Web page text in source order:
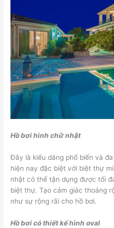
Hồ bơi hình chữ nhật
Đây là kiểu dáng phổ biến và
hiện nay đặc biệt với biệt thự
nhật có thể tận dụng được tối
biệt thự. Tạo cảm giác thoáng
như sự rộng rãi cho hồ bơi.
Hồ bơi có thiết kế hình oval